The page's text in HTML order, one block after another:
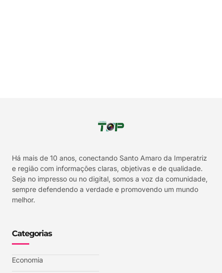
Há mais de 10 anos, conectando Santo Amaro da Imperatriz
e região com informações claras, objetivas e de qualidade.
Seja no impresso ou no digital, somos a voz da comunidade,
sempre defendendo a verdade e promovendo um mundo
melhor.
Categorias
Economia